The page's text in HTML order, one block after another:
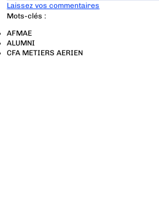
Laissez vos commentaires
Mots-clés :
AFMAE
ALUMNI
CFA METIERS AERIEN